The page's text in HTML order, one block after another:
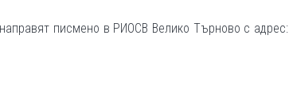
писмено в РИОСВ Велико Търново с адрес: